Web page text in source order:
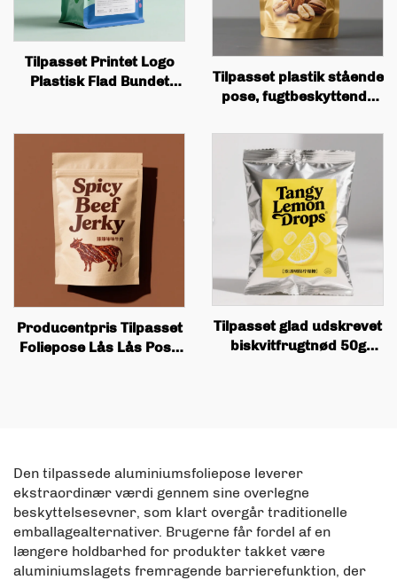
Tilpasset Printet Logo
Plastisk Flad Bundet
Tilpasset plastik stående
pose, fugtbeskyttende
madvarer
snackbiskvieringspose
med lædering
Producentpris Tilpasset
Foliepose Lås Lås Pose
Tilpasset glad udskrevet
biskvitfrugtnød 50g
Den tilpassede aluminiumsfoliepose leverer
ekstraordinær værdi gennem sine overlegne
beskyttelsesevner, som klart overgår traditionelle
emballagealternativer. Brugerne får fordel af en
længere holdbarhed for produkter takket være
aluminiumslagets fremragende barrierefunktion, der